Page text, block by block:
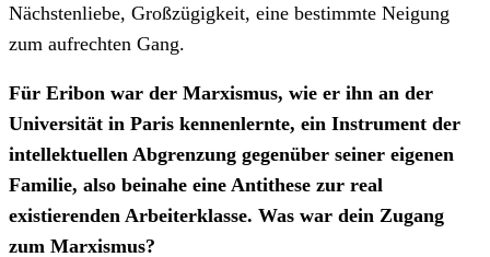
Nächstenliebe, Großzügigkeit, eine bestimmte Neigung
zum aufrechten Gang.
Für Eribon war der Marxismus, wie er ihn an der
Universität in Paris kennenlernte, ein Instrument der
intellektuellen Abgrenzung gegenüber seiner eigenen
Familie, also beinahe eine Antithese zur real
existierenden Arbeiterklasse. Was war dein Zugang
zum Marxismus?